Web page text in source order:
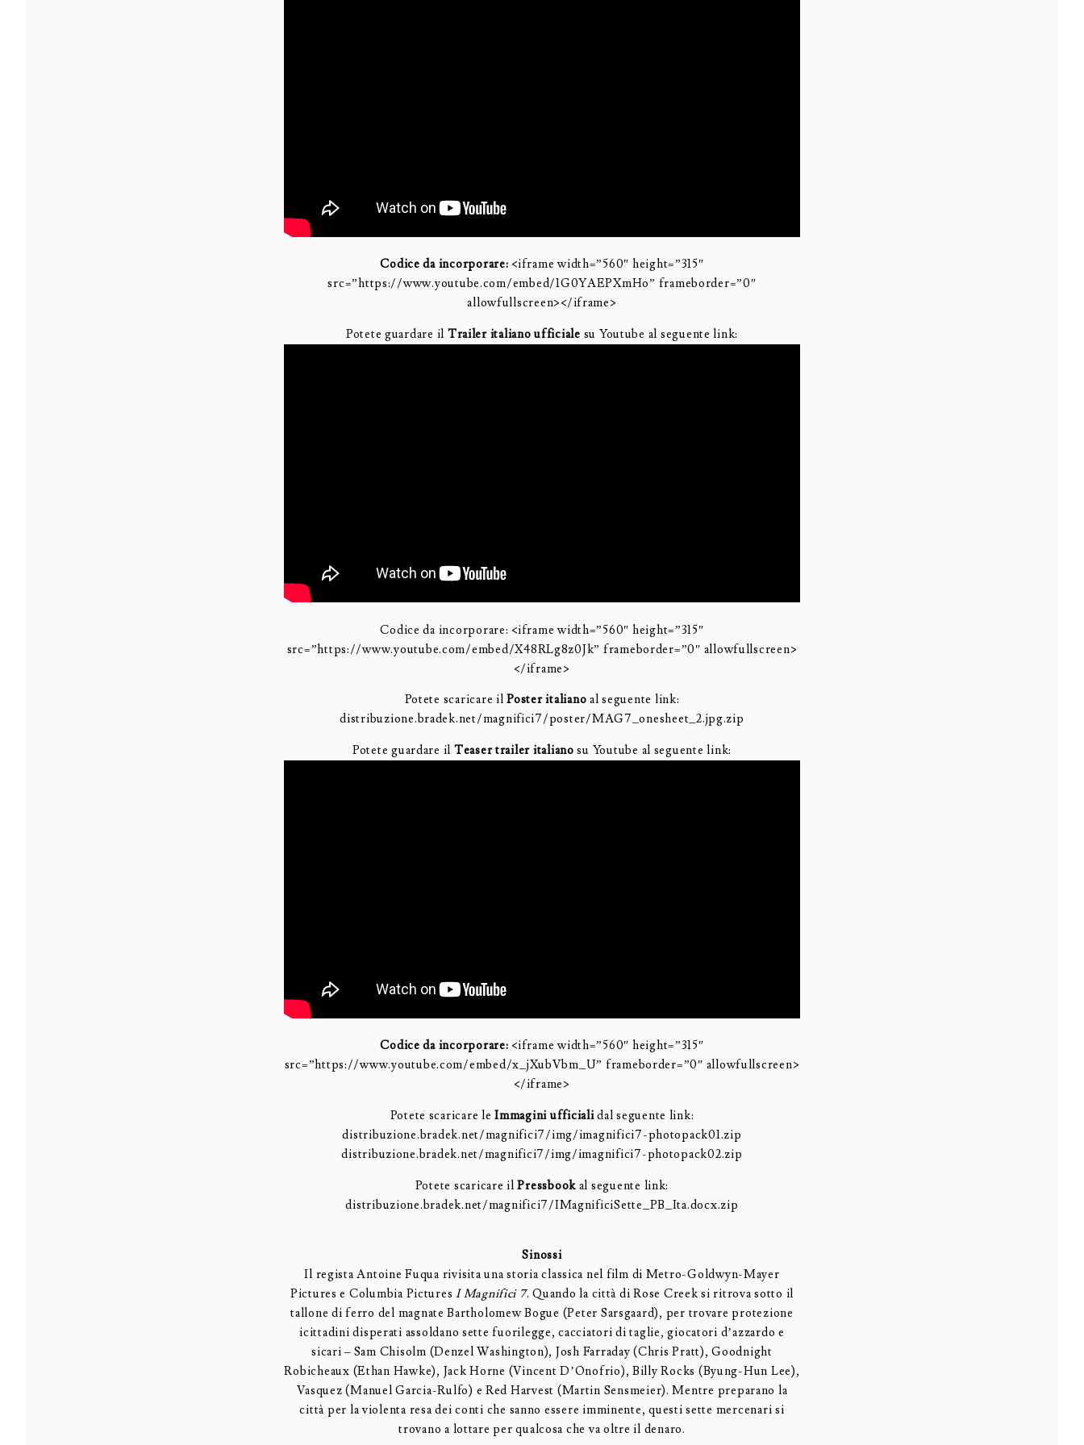
Codice da incorporare: <iframe width=”560″ height=”315″
src=”https://www.youtube.com/embed/1G0YAEPXmHo” frameborder=”0″
allowfullscreen></iframe>
Potete guardare il Trailer italiano ufficiale su Youtube al seguente link:
Codice da incorporare: <iframe width=”560″ height=”315″
src=”https://www.youtube.com/embed/X48RLg8z0Jk” frameborder=”0″ allowfullscreen>
</iframe>
Potete scaricare ilPoster italiano al seguente link:
distribuzione.bradek.net/magnifici7/poster/MAG7_onesheet_2.jpg.zip
Potete guardare il Teaser trailer italiano su Youtube al seguente link:
Codice da incorporare: <iframe width=”560″ height=”315″
src=”https://www.youtube.com/embed/x_jXubVbm_U” frameborder=”0″ allowfullscreen>
</iframe>
Potete scaricare le Immagini ufficialidal seguente link:
distribuzione.bradek.net/magnifici7/img/imagnifici7-photopack01.zip
distribuzione.bradek.net/magnifici7/img/imagnifici7-photopack02.zip
Potete scaricare ilPressbook al seguente link:
distribuzione.bradek.net/magnifici7/IMagnificiSette_PB_Ita.docx.zip
Sinossi
Il regista Antoine Fuqua rivisita una storia classica nel film di Metro-Goldwyn-Mayer
Pictures e Columbia PicturesI Magnifici 7. Quando la città di Rose Creek si ritrova sotto il
tallone di ferro del magnate Bartholomew Bogue (Peter Sarsgaard), per trovare protezione
icittadini disperati assoldano sette fuorilegge, cacciatori di taglie, giocatori d’azzardo e
sicari – Sam Chisolm (Denzel Washington), Josh Farraday (Chris Pratt), Goodnight
Robicheaux (Ethan Hawke), Jack Horne (Vincent D’Onofrio), Billy Rocks (Byung-Hun Lee),
Vasquez (Manuel Garcia-Rulfo) e Red Harvest (Martin Sensmeier). Mentre preparano la
città per la violenta resa dei conti che sanno essere imminente, questisette mercenari si
trovano a lottare per qualcosa che va oltre il denaro.